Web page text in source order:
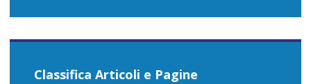
Classifica Articoli e Pagine